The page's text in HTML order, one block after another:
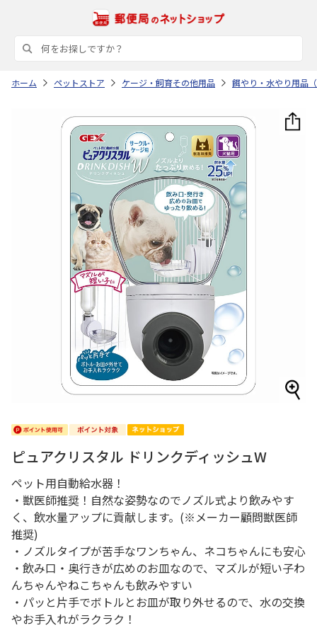
ホーム ペットストア ケージ・飼育その他用品 餌やり・水やり用品
ピュアクリスタル ドリンクディッシュW
ペット用自動給水器！
・獣医師推奨！自然な姿勢なのでノズル式より飲みやす
く、飲水量アップに貢献します。(※メーカー顧問獣医師
推奨)
・ノズルタイプが苦手なワンちゃん、ネコちゃんにも安心
・飲み口・奥行きが広めのお皿なので、マズルが短い子わ
んちゃんやねこちゃんも飲みやすい
・パッと片手でボトルとお皿が取り外せるので、水の交換
やお手入れがラクラク！